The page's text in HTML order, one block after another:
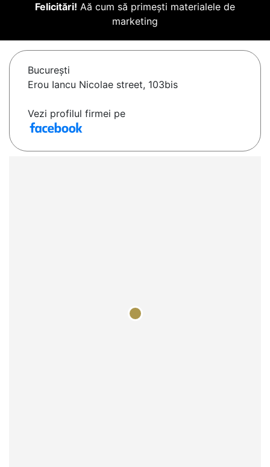
Felicitări! Aă cum să primești materialele de
marketing
Bucureşti
Erou Iancu Nicolae street, 103bis
Vezi profilul firmei pe